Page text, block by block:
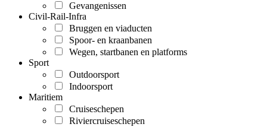
Gevangenissen
Civil-Rail-Infra
Bruggen en viaducten
Spoor- en kraanbanen
Wegen, startbanen en platforms
Sport
Outdoorsport
Indoorsport
Maritiem
Cruiseschepen
Riviercruiseschepen